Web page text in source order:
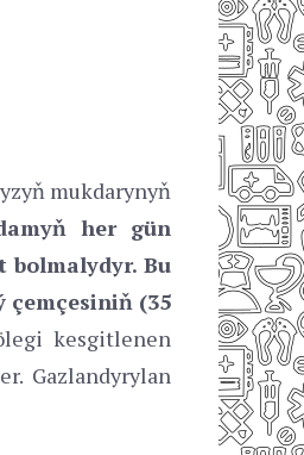
mukdarynyň
her gün
bolmalydyr. Bu
çemçesiniň (35
kesgitlenen
Gazlandyrylan